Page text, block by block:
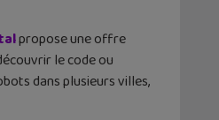
propose une offre
le code ou
dans plusieurs villes,